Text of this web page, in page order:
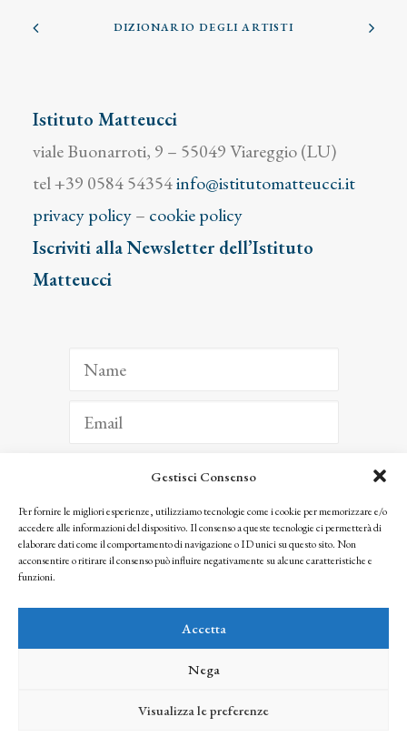
Gestisci Consenso
Per fornire le migliori esperienze, utilizziamo tecnologie come i cookie per memorizzare e/o
accedere alle informazioni del dispositivo. Il consenso a queste tecnologie ci permetterà di
elaborare dati come il comportamento di navigazione o ID unici su questo sito. Non
acconsentire o ritirare il consenso può influire negativamente su alcune caratteristiche e
funzioni.
Accetta
Nega
Visualizza le preferenze
DIZIONARIO DEGLI ARTISTI
Istituto Matteucci
viale Buonarroti, 9 – 55049 Viareggio (LU)
tel +39 0584 54354info@istitutomatteucci.it
privacy policy– cookie policy
Iscriviti alla Newsletter dell’Istituto
Matteucci
ISCRIVITI
Facendo clic per iscriverti, riconosci che le tue informazioni saranno trattate
seguendo la nostra Privacy Policy
© 2025 Istituto Matteucci. All right reserved
l’autorizzazione scritta dei proprietari dei diritti e dell’Istituto Matteucci
credits